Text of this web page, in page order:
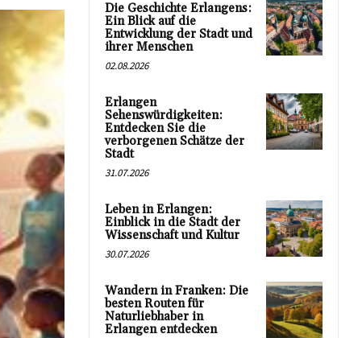
Die Geschichte Erlangens:
Ein Blick auf die
Entwicklung der Stadt und
ihrer Menschen
02.08.2026
Erlangen
Sehenswürdigkeiten:
Entdecken Sie die
verborgenen Schätze der
Stadt
31.07.2026
Leben in Erlangen:
Einblick in die Stadt der
Wissenschaft und Kultur
30.07.2026
Wandern in Franken: Die
besten Routen für
Naturliebhaber in
Erlangen entdecken